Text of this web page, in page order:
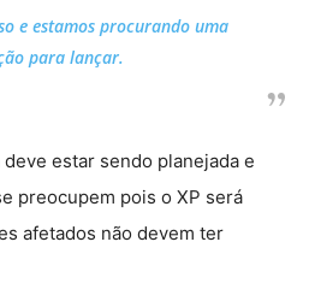
e estamos procurando uma
para lançar.
estar sendo planejada e
preocupem pois o XP será
afetados não devem ter